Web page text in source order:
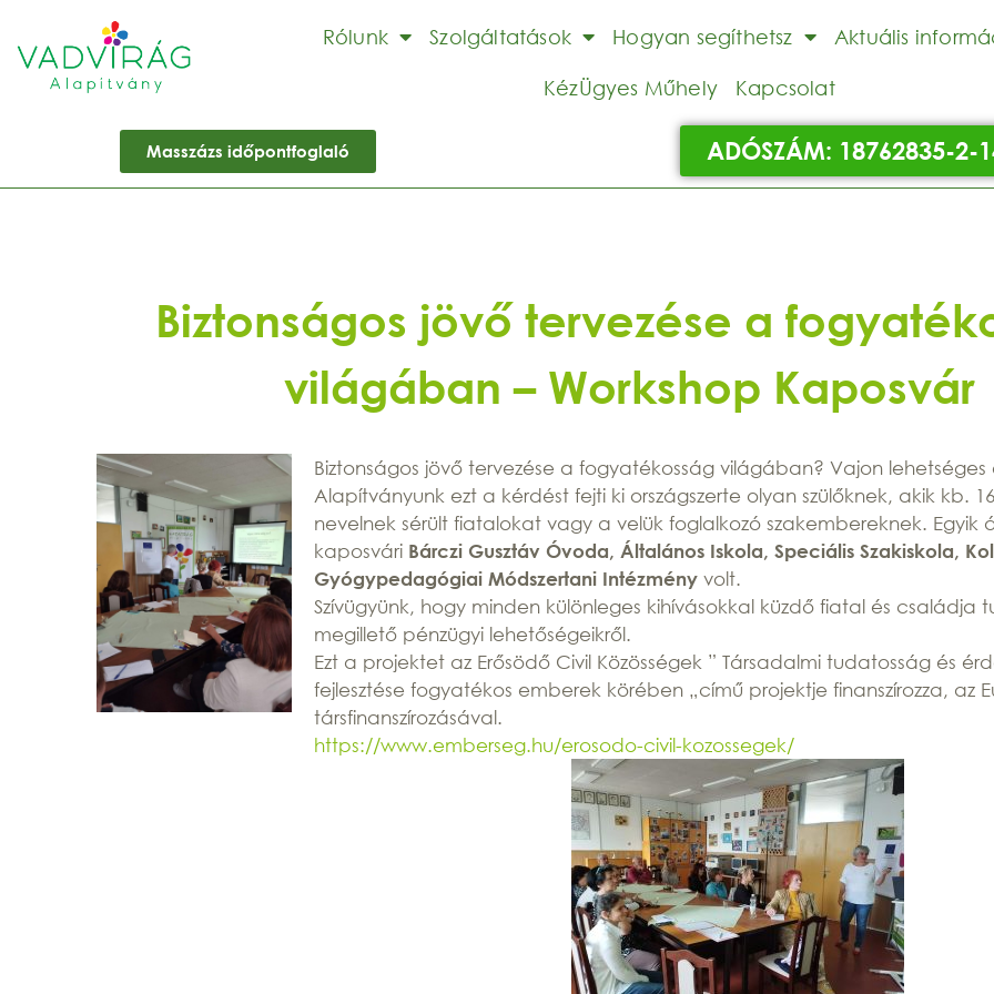
Rólunk Szolgáltatások Hogyan segíthetsz Aktuális
KézÜgyes Műhely Kapcsolat
Masszázs időpontfoglaló ADÓSZÁM: 18762835-2-
Biztonságos jövő tervezése a
világában – Workshop Kaposvár
Biztonságos jövő tervezése a fogyatékosság világában? Vajon lehetséges
Alapítványunk ezt a kérdést fejti ki országszerte olyan szülőknek, akik kb.
nevelnek sérült fiatalokat vagy a velük foglalkozó szakembereknek. Egyik
kaposvári Bárczi Gusztáv Óvoda, Általános Iskola, Speciális Szakiskola,
Gyógypedagógiai Módszertani Intézmény volt.
Szívügyünk, hogy minden különleges kihívásokkal küzdő fiatal és családja
megillető pénzügyi lehetőségeikről.
Ezt a projektet az Erősödő Civil Közösségek ” Társadalmi tudatosság és
fejlesztése fogyatékos emberek körében „című projektje finanszírozza, az
társfinanszírozásával.
https://www.emberseg.hu/erosodo-civil-kozossegek/